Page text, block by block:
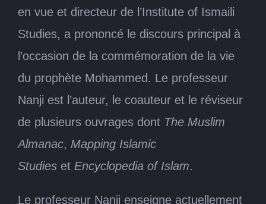
en vue et directeur de l’Institute of Ismaili
Studies, a prononcé le discours principal à
l’occasion de la commémoration de la vie
du prophète Mohammed. Le professeur
Nanji est l’auteur, le coauteur et le réviseur
de plusieurs ouvrages dont The Muslim
Almanac, Mapping Islamic
Studies et Encyclopedia of Islam.
Le professeur Nanji enseigne actuellement